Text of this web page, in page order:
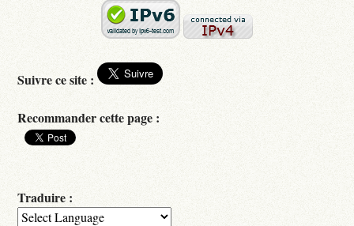
Suivre ce site :
Recommander cette page :
Traduire :